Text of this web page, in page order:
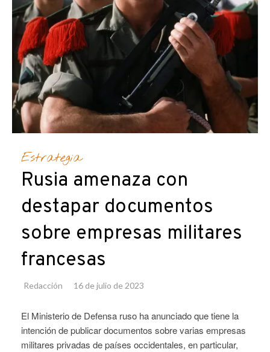
Estrategia
Rusia amenaza con
destapar documentos
sobre empresas militares
francesas
Redacción 16 de julio de 2023
El Ministerio de Defensa ruso ha anunciado que tiene la
intención de publicar documentos sobre varias empresas
militares privadas de países occidentales, en particular,